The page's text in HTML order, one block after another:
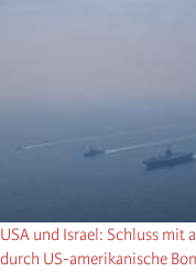
USA und Israel: Schluss mit
durch US-amerikanische